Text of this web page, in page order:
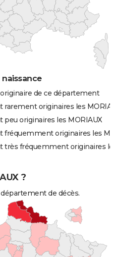
naissance
de ce département
originaires les
originaires les MORIAUX
fréquemment originaires les
très fréquemment originaires
?
de décès.